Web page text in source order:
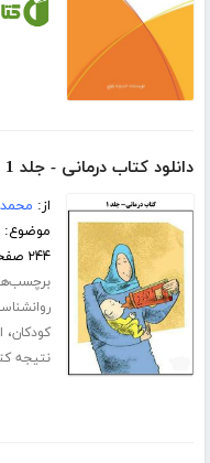
دانلود کتاب درمانی - جلد 1
از:
موضوع:
۲۴۴ صفحه
کودکان،
نتیجه